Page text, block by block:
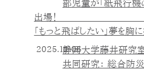
部児童が「紙飛行機
出場
「もっと飛ばしたい」夢を胸
2025.11.06静岡大学藤井研究
共同研究： 総合防災